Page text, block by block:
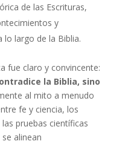
de las Escrituras,
y
lo largo de la Biblia.
fue claro y convincente:
la Biblia, sino
al mito a menudo
fe y ciencia, los
pruebas científicas
alinean